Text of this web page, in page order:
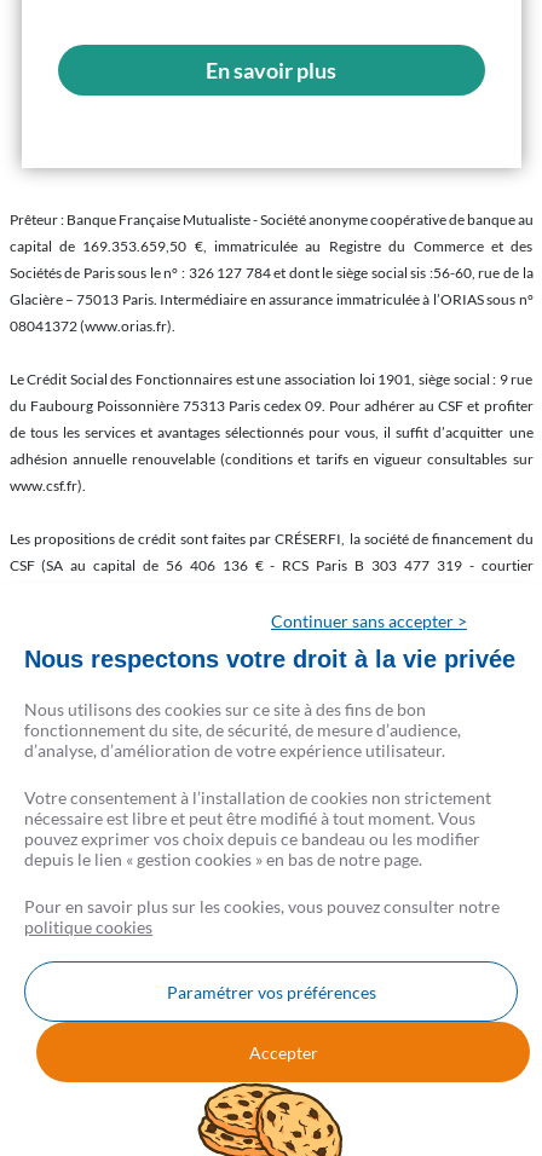
En savoir plus
Prêteur : Banque Française Mutualiste - Société anonyme coopérative de banque au
capital de 169.353.659,50 €, immatriculée au Registre du Commerce et des
Sociétés de Paris sous le n° : 326 127 784 et dont le siège social sis :56-60, rue de la
Glacière – 75013 Paris. Intermédiaire en assurance immatriculée à l’ORIAS sous n°
08041372 (www.orias.fr).
Le Crédit Social des Fonctionnaires est une association loi 1901, siège social : 9 rue
du Faubourg Poissonnière 75313 Paris cedex 09. Pour adhérer au CSF et profiter
de tous les services et avantages sélectionnés pour vous, il suffit d’acquitter une
adhésion annuelle renouvelable (conditions et tarifs en vigueur consultables sur
www.csf.fr).
Les propositions de crédit sont faites par CRÉSERFI, la société de financement du
CSF (SA au capital de 56 406 136 € - RCS Paris B 303 477 319 - courtier
rue du Faubourg Poissonnière 75009 Paris) et ses partenaires prêteurs.
établissements de crédit. Il apporte son concours à la réalisation d’opérations de
La liste complète des partenaires est disponible sur csf.fr.
exigé d’un particulier avant l’obtention d’un ou plusieurs prêts d’argent.
L’emprunteur d’un crédit immobilier dispose d’un délai de réflexion de 10 jours. La
vente est subordonnée à l’obtention du prêt. S’il n’est pas obtenu, le vendeur doit
Nous contacter FAQ AVIS CSF
Mentions légales Données personnelles
Cookies Gestion Cookies
Continuer sans accepter >
Nous respectons votre droit à la vie privée
Nous utilisons des cookies sur ce site à des fins de bon
fonctionnement du site, de sécurité, de mesure d’audience,
d’analyse, d’amélioration de votre expérience utilisateur.
Votre consentement à l’installation de cookies non strictement
nécessaire est libre et peut être modifié à tout moment. Vous
pouvez exprimer vos choix depuis ce bandeau ou les modifier
depuis le lien « gestion cookies » en bas de notre page.
Pour en savoir plus sur les cookies, vous pouvez consulter notre
politique cookies
Paramétrer vos préférences
Accepter